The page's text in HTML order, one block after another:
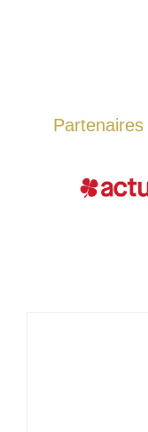
Partenaires